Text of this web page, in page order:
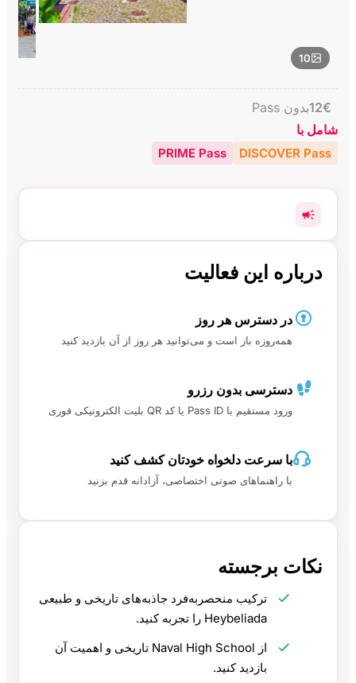
10
€
12بدون Pass
شامل با
DISCOVER Pass
PRIME Pass
درباره این فعالیت
در دسترس هر روز
همه‌روزه باز است و می‌توانید هر روز از آن بازدید کنید
دسترسی بدون رزرو
ورود مستقیم با Pass ID یا کد QR بلیت الکترونیکی فوری
با سرعت دلخواه خودتان کشف کنید
با راهنماهای صوتی اختصاصی، آزادانه قدم بزنید
نکات برجسته
ترکیب منحصربه‌فرد جاذبه‌های تاریخی و طبیعی
Heybeliada را تجربه کنید.
از Naval High School تاریخی و اهمیت آن
بازدید کنید.